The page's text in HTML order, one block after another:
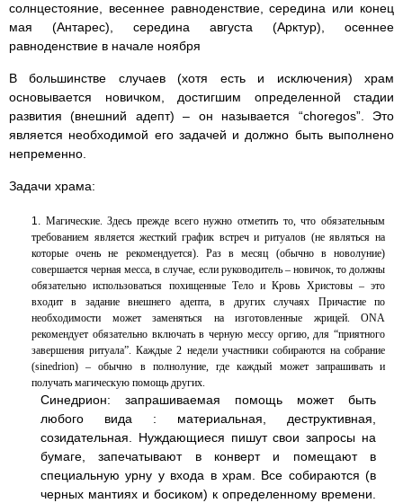
солнцестояние, весеннее равноденствие, середина или конец
мая (Антарес), середина августа (Арктур), осеннее
равноденствие в начале ноября
В большинстве случаев (хотя есть и исключения) храм
основывается новичком, достигшим определенной стадии
развития (внешний адепт) – он называется “choregos”. Это
является необходимой его задачей и должно быть выполнено
непременно.
Задачи храма:
Магические. Здесь прежде всего нужно отметить то, что обязательным
требованием является жесткий график встреч и ритуалов (не являться на
которые очень не рекомендуется). Раз в месяц (обычно в новолуние)
совершается черная месса, в случае, если руководитель – новичок, то должны
обязательно использоваться похищенные Тело и Кровь Христовы – это
входит в задание внешнего адепта, в других случаях Причастие по
необходимости может заменяться на изготовленные жрицей. ONA
рекомендует обязательно включать в черную мессу оргию, для “приятного
завершения ритуала”. Каждые 2 недели участники собираются на собрание
(sinedrion) – обычно в полнолуние, где каждый может запрашивать и
получать магическую помощь других.
Синедрион: запрашиваемая помощь может быть
любого вида : материальная, деструктивная,
созидательная. Нуждающиеся пишут свои запросы на
бумаге, запечатывают в конверт и помещают в
специальную урну у входа в храм. Все собираются (в
черных мантиях и босиком) к определенному времени.